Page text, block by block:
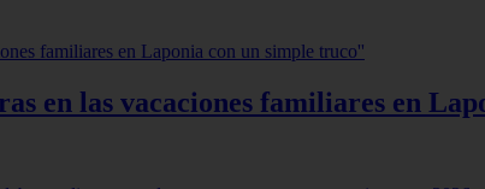
en las vacaciones familiares en